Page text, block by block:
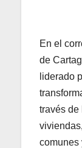
En el
de
liderado
través de
comunes